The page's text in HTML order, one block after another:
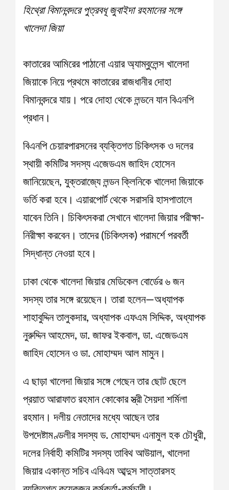
হিথ্রো বিমানবন্দরে পুত্রবধূ জুবাইদা রহমানের সঙ্গে
খালেদা জিয়া
কাতারের আমিরের পাঠানো এয়ার অ্যাম্বুলেন্স খালেদা
জিয়াকে নিয়ে প্রথমে কাতারের রাজধানীর দোহা
বিমানবন্দরে যায়। পরে দোহা থেকে লন্ডনে যান বিএনপি
প্রধান।
বিএনপি চেয়ারপারসনের ব্যক্তিগত চিকিৎসক ও দলের
স্থায়ী কমিটির সদস্য এজেডএম জাহিদ হোসেন
জানিয়েছেন, যুক্তরাজ্যে লন্ডন ক্লিনিকে খালেদা জিয়াকে
ভর্তি করা হবে। এয়ারপোর্ট থেকে সরাসরি হাসপাতালে
যাবেন তিনি। চিকিৎসকরা সেখানে খালেদা জিয়ার পরীক্ষা-
নিরীক্ষা করবেন। তাদের (চিকিৎসক) পরামর্শে পরবর্তী
সিদ্ধান্ত নেওয়া হবে।
ঢাকা থেকে খালেদা জিয়ার মেডিকেল বোর্ডের ৬ জন
সদস্য তার সঙ্গে রয়েছেন। তারা হলেন—অধ্যাপক
শাহাবুদ্দিন তালুকদার, অধ্যাপক এফএম সিদ্দিক, অধ্যাপক
নুরুদ্দিন আহমেদ, ডা. জাফর ইকবাল, ডা. এজেডএম
জাহিদ হোসেন ও ডা. মোহাম্মদ আল মামুন।
এ ছাড়া খালেদা জিয়ার সঙ্গে গেছেন তার ছোট ছেলে
প্রয়াত আরাফাত রহমান কোকোর স্ত্রী সৈয়দা শর্মিলা
রহমান। দলীয় নেতাদের মধ্যে আছেন তার
উপদেষ্টামণ্ডলীর সদস্য ড. মোহাম্মদ এনামুল হক চৌধুরী,
দলের নির্বাহী কমিটির সদস্য তাবিথ আউয়াল, খালেদা
জিয়ার একান্ত সচিব এবিএম আব্দুস সাত্তারসহ